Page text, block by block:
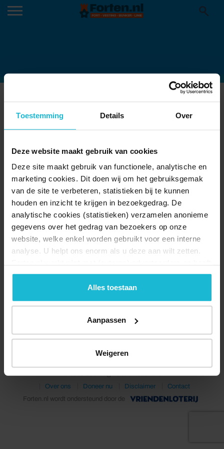
Toestemming Details Over
Deze website maakt gebruik van cookies
Deze site maakt gebruik van functionele, analytische en
marketing cookies. Dit doen wij om het gebruiksgemak
van de site te verbeteren, statistieken bij te kunnen
houden en inzicht te krijgen in bezoekgedrag. De
analytische cookies (statistieken) verzamelen anonieme
gegevens over het gedrag van bezoekers op onze
website, welke enkel worden gebruikt voor een interne
analyse. U helpt ons enorm als u deze aan wilt zetten.
geen commerciële doelstelling. U kunt deze cookies via
de knoppen accepteren, beheren of weigeren.
Alles toestaan
Aanpassen
Weigeren
© 2026 Stichting Forten Nederland
Over ons
Doneer nu Disclaimer
Contact
Forten.nl wordt ondersteund door de